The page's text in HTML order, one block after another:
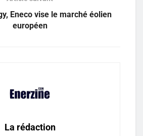
Eneco vise le marché éolien
européen
La rédaction